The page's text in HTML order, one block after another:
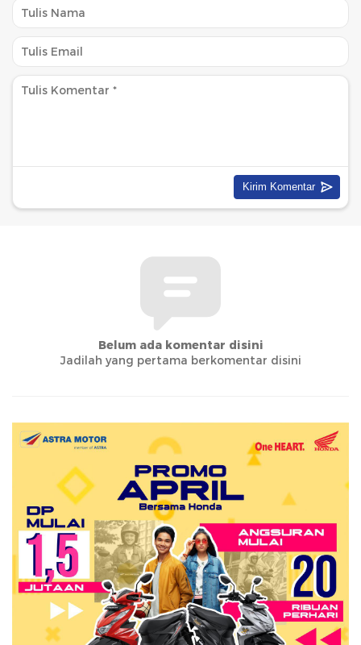
Belum ada komentar disini
Jadilah yang pertama berkomentar disini